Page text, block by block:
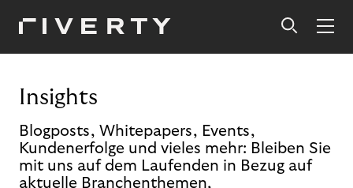
Insights
Blogposts, Whitepapers, Events,
Kundenerfolge und vieles mehr: Bleiben Sie
mit uns auf dem Laufenden in Bezug auf
aktuelle Branchenthemen,